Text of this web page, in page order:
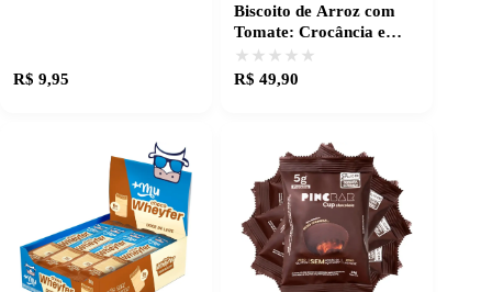
R$ 9,95
Biscoito de Arroz com
Tomate: Crocância e
Sabor Temperado
★★★★★
★★★★★
R$ 49,90